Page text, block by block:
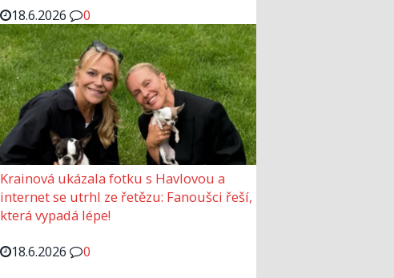
18.6.2026
0
Krainová ukázala fotku s Havlovou a
internet se utrhl ze řetězu: Fanoušci řeší,
která vypadá lépe!
18.6.2026
0